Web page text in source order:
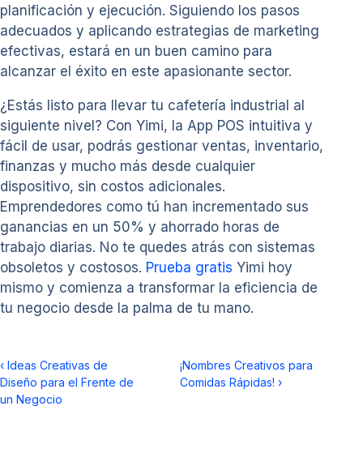
planificación y ejecución. Siguiendo los pasos
adecuados y aplicando estrategias de marketing
efectivas, estará en un buen camino para
alcanzar el éxito en este apasionante sector.
¿Estás listo para llevar tu cafetería industrial al
siguiente nivel? Con Yimi, la App POS intuitiva y
fácil de usar, podrás gestionar ventas, inventario,
finanzas y mucho más desde cualquier
dispositivo, sin costos adicionales.
Emprendedores como tú han incrementado sus
ganancias en un 50% y ahorrado horas de
trabajo diarias. No te quedes atrás con sistemas
obsoletos y costosos. Prueba gratis Yimi hoy
mismo y comienza a transformar la eficiencia de
tu negocio desde la palma de tu mano.
‹ Ideas Creativas de
Diseño para el Frente de
un Negocio
¡Nombres Creativos para
Comidas Rápidas! ›